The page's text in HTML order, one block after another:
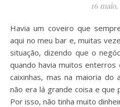
16
Havia um coveiro que sempre vinha tomar umas pingas
aqui no meu bar e, muitas
situação, dizendo que o
quando havia muitos enterros
caixinhas, mas na maioria
não era lá grande coisa e que
Por isso, não tinha muito